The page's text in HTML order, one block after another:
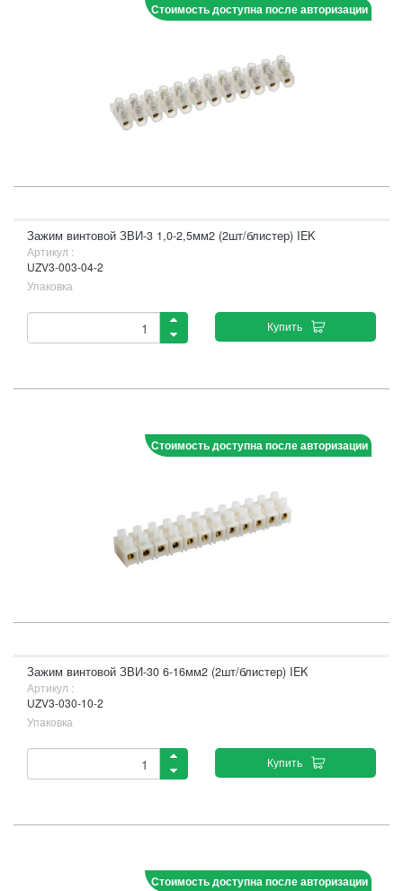
Стоимость доступна после авторизации
Зажим винтовой ЗВИ-3 1,0-2,5мм2 (2шт/блистер) IEK
Артикул :
UZV3-003-04-2
Упаковка
Купить
Стоимость доступна после авторизации
Зажим винтовой ЗВИ-30 6-16мм2 (2шт/блистер) IEK
Артикул :
UZV3-030-10-2
Упаковка
Купить
Стоимость доступна после авторизации